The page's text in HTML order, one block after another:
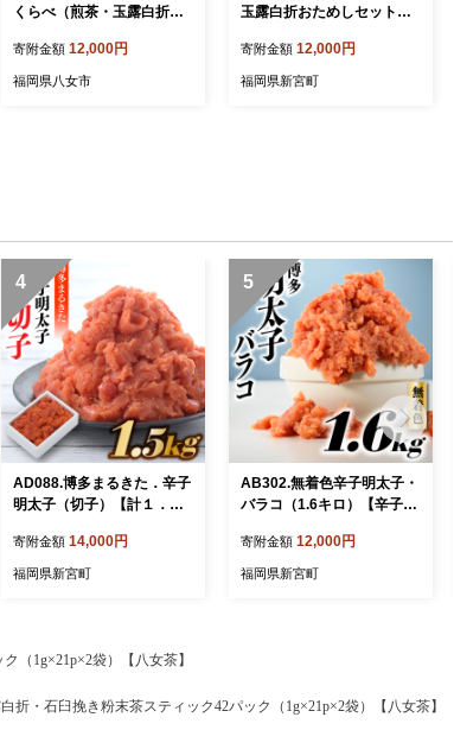
くらべ（煎茶・玉露白折）
べ 福岡県 八女市
寄附金額 12,000円
福岡県八女市
玉露白折おためしセット
寄附金額 12,000円
福岡県新宮町
4
AD088.博多まるきた．辛子
明太子（切子）【計１．５
寄附金額 14,000円
福岡県新宮町
5
AB302.無着色辛子明太子・
バラコ（1.6キロ）【辛子明
寄附金額 12,000円
福岡県新宮町
（1g×21p×2袋）【八女茶】
折・石臼挽き粉末茶スティック42パック（1g×21p×2袋）【八女茶】